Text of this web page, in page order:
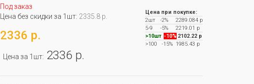
Под заказ
Цена без скидки за 1шт: 2335.8 р.
2336 р.
Цена за 1шт: 2336 р.
Цена при покупке:
2шт
-2%
2289.084 р
5-9
-5%
2219.01 р
>10шт -10% 2102.22 р
>100
-15%1985.43 р